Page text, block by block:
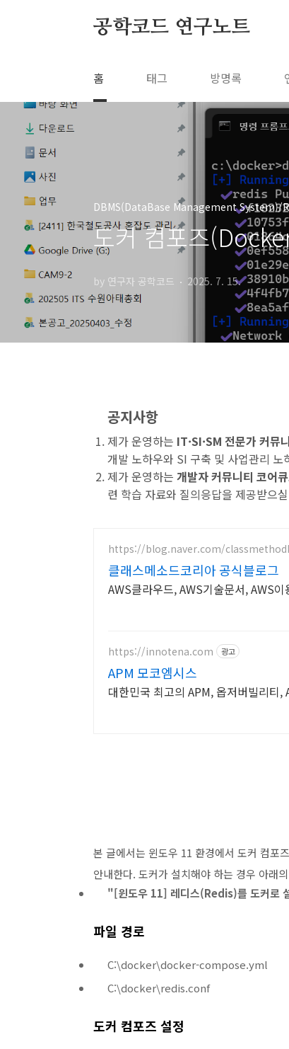
공학코드 연구노트
홈 태그 방명록
DBMS(DataBase Management System)/
도커 컴포즈
by 연구자 공학코드 2025. 7. 15.
공지사항
제가 운영하는 IT·SI·SM 전문가 커뮤
개발 노하우와 SI 구축 및 사업관리
제가 운영하는 개발자 커뮤니티 코어
련 학습 자료와 질의응답을 제공받으
https://blog.naver.com/
클래스메소드코리아 공식블로그
AWS클라우드, AWS기술문서, AWS
https://innotena.com 광고
APM 모코엠시스
대한민국 최고의 APM, 옵저버빌리티
본 글에서는 윈도우 11 환경에서 도커 컴
안내한다. 도커가 설치해야 하는 경우 아래
"[윈도우 11] 레디스(Redis)를 도커로
파일 경로
C:\docker\docker-compose.yml
C:\docker\redis.conf
도커 컴포즈 설정